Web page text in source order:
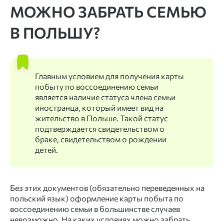
МОЖНО ЗАБРАТЬ СЕМЬЮ
В ПОЛЬШУ?
Главным условием для получения карты
побыту по воссоединению семьи
является наличие статуса члена семьи
иностранца, который имеет вид на
жительство в Польше. Такой статус
подтверждается свидетельством о
браке, свидетельством о рождении
детей.
Без этих документов (обязательно переведенных на
польский язык) оформление карты побыта по
воссоединению семьи в большинстве случаев